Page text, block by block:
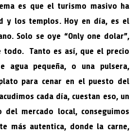
es que el turismo masivo ha
y los templos. Hoy en día, es el
Solo se oye “Only one dolar”,
todo. Tanto es así, que el precio
agua pequeña, o una pulsera,
para cenar en el puesto del
cada día, cuestan eso, un
del mercado local, conseguimos
más autentica, donde la carne,